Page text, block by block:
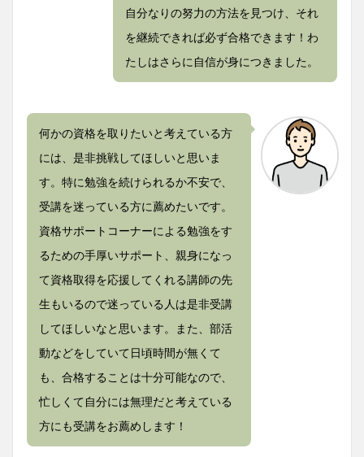
自分なりの努力の方法を見つけ、それ
を継続できれば必ず合格できます！わ
たしはさらに自信が身につきました。
何かの資格を取りたいと考えている方
には、是非挑戦してほしいと思いま
す。特に勉強を続けられるか不安で、
受講を迷っている方に薦めたいです。
資格サポートコーナーによる勉強をす
るための手厚いサポート、親身になっ
て資格取得を応援してくれる講師の先
生もいるので迷っている人は是非受講
してほしいなと思います。また、部活
動などをしていて日頃時間が無くて
も、合格することは十分可能なので、
忙しくて自分には無理だと考えている
方にも受講をお薦めします！